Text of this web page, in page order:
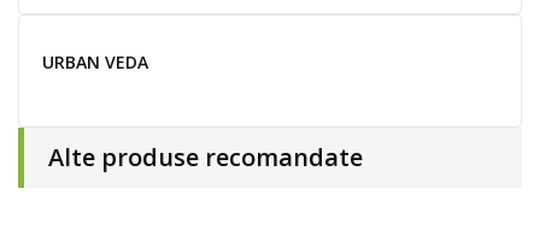
URBAN VEDA
Alte produse recomandate